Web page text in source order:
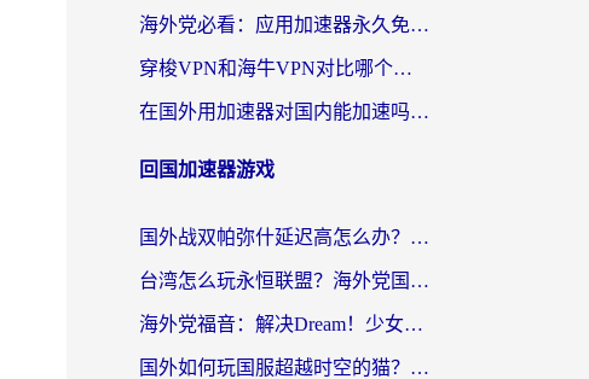
海外党必看：应用加速器永久免费版真的存在吗？教你选对回国加速器无缝刷国内资源
穿梭VPN和海牛VPN对比哪个回国效果更好？海外华人亲测3款热门加速器+避坑指南
在国外用加速器对国内能加速吗？海外党亲测有效的无缝访问指南
回国加速器游戏
国外战双帕弥什延迟高怎么办？2026海外畅玩国服游戏终极指南（附实测工具推荐）
台湾怎么玩永恒联盟？海外党国服游戏加速器选择全攻略（附3大热门游戏实测）
海外党福音：解决Dream！少女乐团派对！国外延迟的实用指南，附北美英国游戏加速方案
国外如何玩国服超越时空的猫？2026海外党必看的加速器选择指南